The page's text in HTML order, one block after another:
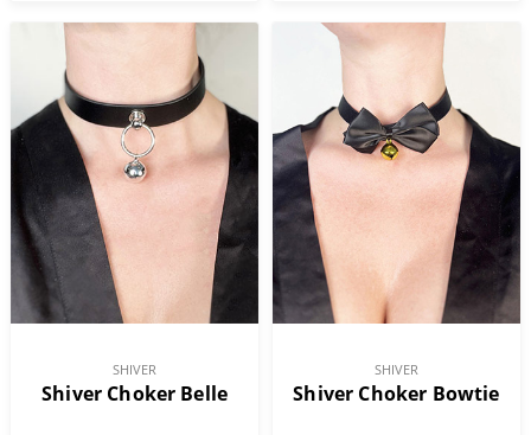
SHIVER
Shiver Choker Belle
SHIVER
Shiver Choker Bowtie